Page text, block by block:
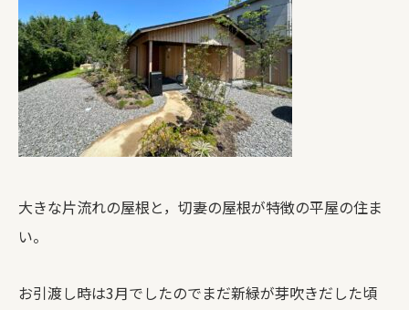
大きな片流れの屋根と，切妻の屋根が特徴の平屋の住ま
い。
お引渡し時は3月でしたのでまだ新緑が芽吹きだした頃